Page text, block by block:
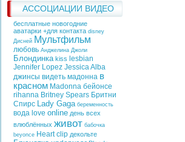
АССОЦИАЦИИ ВИДЕО
бесплатные новогодние
аватарки +для контакта disney
Дисней Мультфильм
любовь Анджелина Джоли
Блондинка kiss lesbian
Jennifer Lopez Jessica Alba
джинсы видеть мадонна в
красном Madonna бейонсе
rihanna Britney Spears Бритни
Спирс Lady Gaga беременность
вода love online день всех
влюблённых живот бабочка
beyonce Heart clip декольте